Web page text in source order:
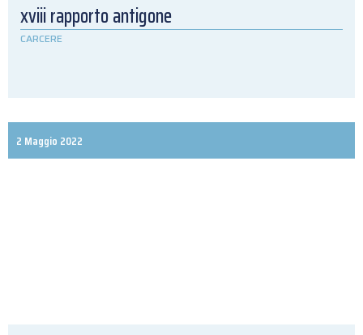
xviii rapporto antigone
CARCERE
2 Maggio 2022